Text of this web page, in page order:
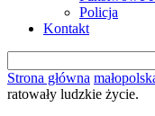
Policja
Kontakt
Strona główna
ratowały ludzkie życie.